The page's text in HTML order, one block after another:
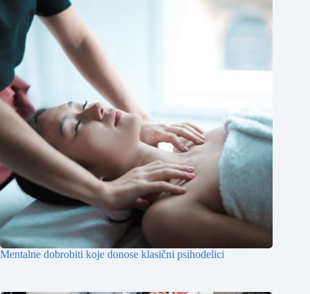
Mentalne dobrobiti koje donose klasični psihodelici